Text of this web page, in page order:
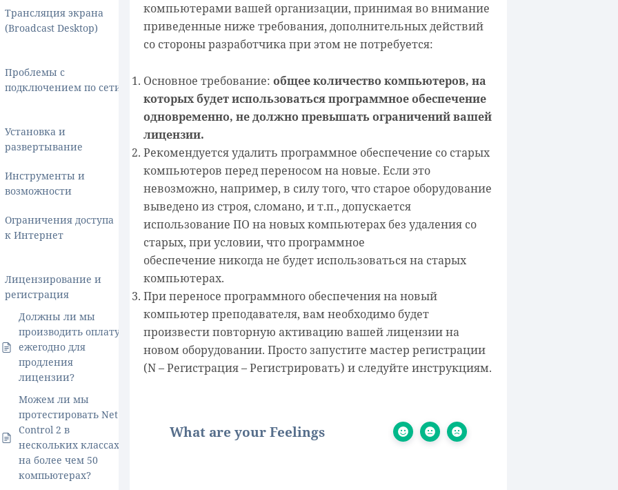
Трансляция экрана
(Broadcast Desktop)
Проблемы с
подключением по сети
Установка и
развертывание
Инструменты и
возможности
Ограничения доступа
к Интернет
Лицензирование и
регистрация
Должны ли мы
производить оплату
ежегодно для
продления
лицензии?
Можем ли мы
протестировать Net
Control 2 в
нескольких классах,
на более чем 50
компьютерах?
компьютерами вашей организации, принимая во внимание
приведенные ниже требования, дополнительных действий
со стороны разработчика при этом не потребуется:
Основное требование:общееколичество компьютеров, на
которых будет использоваться программное обеспечение
одновременно, не должно превышать ограничений вашей
лицензии.
Рекомендуется удалить программное обеспечение со старых
компьютеров перед переносом на новые. Если это
невозможно, например, в силу того, что старое оборудование
выведено из строя, сломано, и т.п., допускается
использование ПО на новых компьютерах без удаления со
старых, при условии, что программное
обеспечение никогда не будет использоваться на старых
компьютерах.
При переносе программного обеспечения на новый
компьютер преподавателя, вам необходимо будет
произвести повторную активацию вашей лицензии на
новом оборудовании. Просто запустите мастер регистрации
(N – Регистрация – Регистрировать) и следуйте инструкциям.
What are your Feelings